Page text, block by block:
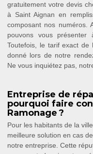
gratuitement votre devis
à Saint Aignan en
composant nos numéros.
pouvons vous présenter
Toutefois, le tarif exact de
donné lors de notre
Ne vous inquiétez pas,
Entreprise de
pourquoi faire
Ramonage ?
Pour les habitants de la
meilleure solution en cas
notre entreprise. Cette